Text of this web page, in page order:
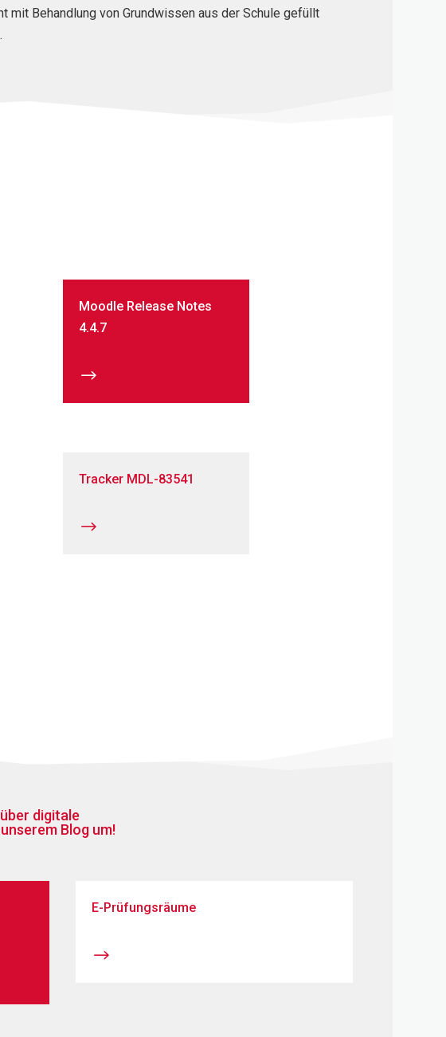
mit Behandlung von Grundwissen aus der Schule gefüllt
Moodle Release Notes
4.4.7
$
Tracker MDL-83541
$
digitale
Blog um!
E-Prüfungsräume
$